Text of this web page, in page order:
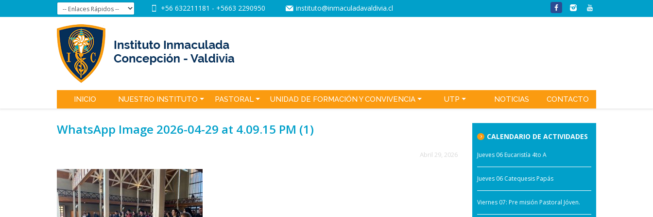
+56 632211181 - +5663 2290950 instituto@inmaculadavaldivia.cl
INICIO NUESTRO INSTITUTO PASTORAL UNIDAD DE FORMACIÓN Y CONVIVENCIA UTP NOTICIAS CONTACTO
WhatsApp Image 2026-04-29 at 4.09.15 PM (1)
Abril 29, 2026
CALENDARIO DE ACTIVIDADES
Jueves 06 Eucaristía 4to A
Jueves 06 Catequesis Papás
Viernes 07: Pre misión Pastoral Jóven.